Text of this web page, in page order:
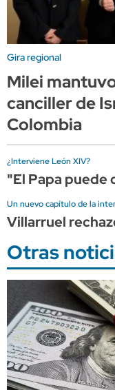
Gira regional
Milei
canciller de
Colombia
¿Interviene León XIV?
"El Papa puede
Un nuevo capítulo de la
Villarruel
Otras